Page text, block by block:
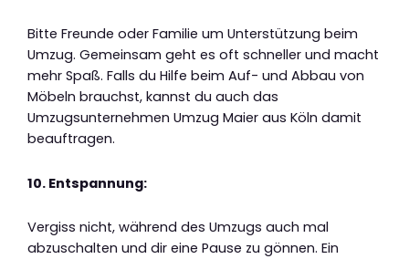
Bitte Freunde oder Familie um Unterstützung beim
Umzug. Gemeinsam geht es oft schneller und macht
mehr Spaß. Falls du Hilfe beim Auf- und Abbau von
Möbeln brauchst, kannst du auch das
Umzugsunternehmen Umzug Maier aus Köln damit
beauftragen.
10. Entspannung:
Vergiss nicht, während des Umzugs auch mal
abzuschalten und dir eine Pause zu gönnen. Ein